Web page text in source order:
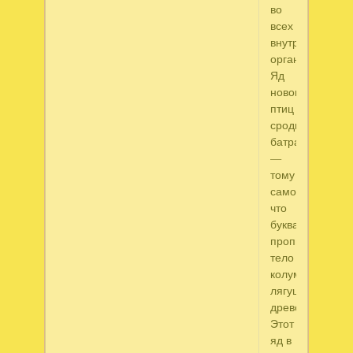
во
всех
внутренних
органах.
Яд
новогвинейских
птиц
сродни
батрахотоксину
—
тому
самому,
что
буквально
пропитывает
тело
колумбийских
лягушек-
древолазов.
Этот
яд в